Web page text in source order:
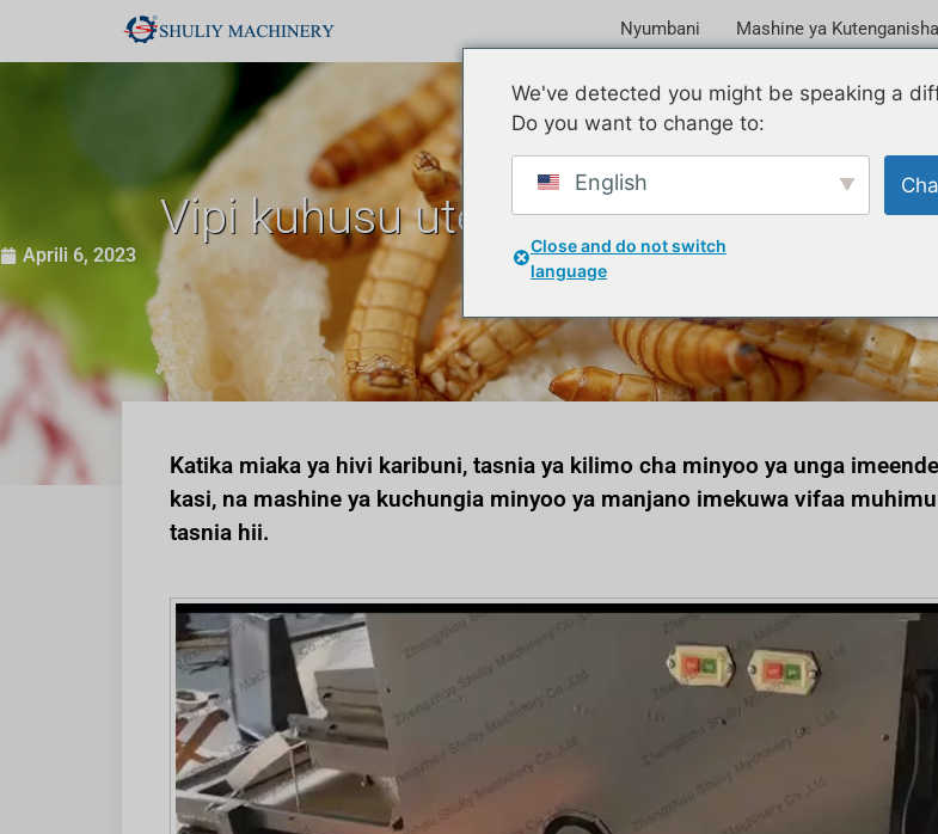
Nyumbani Mashine ya
Vipi kuhusu utendaji wa kitenganishi
Aprili 6, 2023
Katika miaka ya hivi karibuni, tasnia ya kilimo cha minyoo ya unga
kasi, na mashine ya kuchungia minyoo ya manjano imekuwa vifaa
tasnia hii.
We've detected you might be speaking a
Do you want to change to:
English
Close and do not switch
language